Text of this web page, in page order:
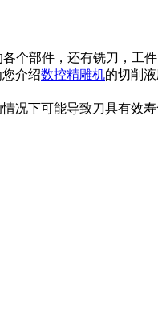
个部件，还有铣刀，工
介绍数控精雕机的切削液
况下可能导致刀具有效